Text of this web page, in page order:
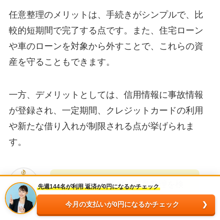
任意整理のメリットは、手続きがシンプルで、比
較的短期間で完了する点です。また、住宅ローン
や車のローンを対象から外すことで、これらの資
産を守ることもできます。
一方、デメリットとしては、信用情報に事故情報
が登録され、一定期間、クレジットカードの利用
や新たな借り入れが制限される点が挙げられま
す。
以下のような人は、任意整理を検
先週144名が利用 返済が0円になるかチェック
今月の支払いが0円になるかチェック